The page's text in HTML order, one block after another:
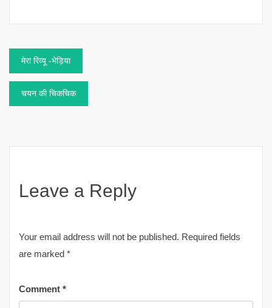
Post
navigation
मेरा रिव्यू -भेड़िया
चयन की चिकचिक
Leave a Reply
Your email address will not be published. Required fields
are marked *
Comment *